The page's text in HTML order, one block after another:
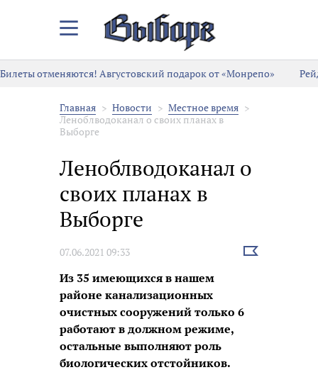
Закрыть/
меню
Билеты отменяются! Августовский подарок от «Монрепо»
Главная Новости
Местное время
Леноблводоканал о своих планах в
Выборге
Леноблводоканал о
своих планах в
Выборге
07.06.2021 09:33
Выбрать
Из 35 имеющихся в нашем
районе канализационных
очистных сооружений только 6
работают в должном режиме,
остальные выполняют роль
биологических отстойников.